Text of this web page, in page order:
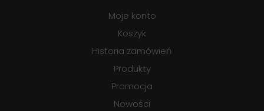
Moje konto
Koszyk
Historia zamówień
Produkty
Promocja
Nowości